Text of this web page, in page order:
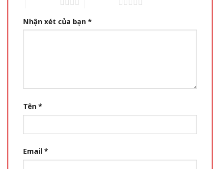
Nhận xét của bạn *
Tên *
Email *